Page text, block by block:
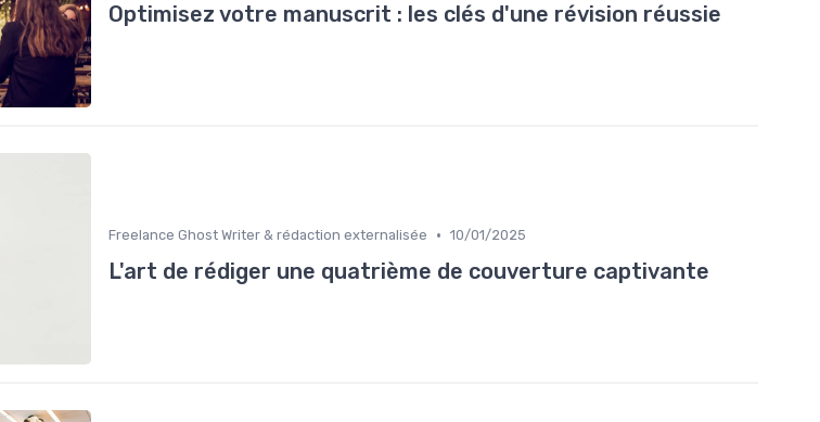
Optimisez votre manuscrit : les clés d'une révision réussie
Freelance Ghost Writer & rédaction externalisée • 10/01/2025
L'art de rédiger une quatrième de couverture captivante